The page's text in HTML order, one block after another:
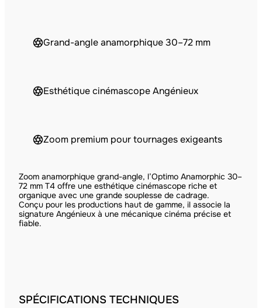
Grand-angle anamorphique 30–72 mm
Esthétique cinémascope Angénieux
Zoom premium pour tournages exigeants
Zoom anamorphique grand-angle, l’Optimo Anamorphic 30–
72 mm T4 offre une esthétique cinémascope riche et
organique avec une grande souplesse de cadrage.
Conçu pour les productions haut de gamme, il associe la
signature Angénieux à une mécanique cinéma précise et
fiable.
SPÉCIFICATIONS TECHNIQUES